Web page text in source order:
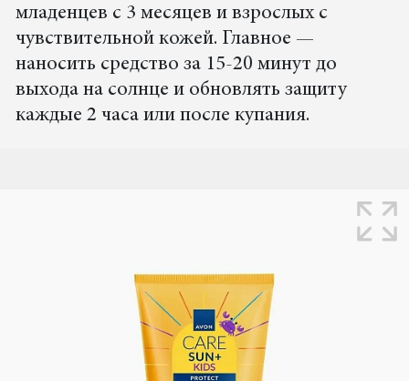
младенцев с 3 месяцев и взрослых с
чувствительной кожей. Главное —
наносить средство за 15-20 минут до
выхода на солнце и обновлять защиту
каждые 2 часа или после купания.